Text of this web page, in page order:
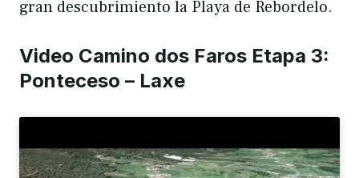
gran descubrimiento la Playa de Rebordelo.
Video Camino dos Faros Etapa 3:
Ponteceso – Laxe